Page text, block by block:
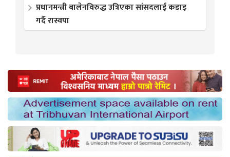
प्रधानमन्त्री बालेनविरुद्ध उत्रिएका सांसदलाई कडाइ
गर्दै रास्वपा